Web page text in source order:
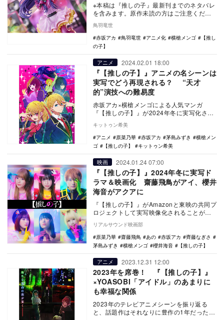
※本稿は『推しの子』最新刊までのネタバレ
を含みます。原作未読の方はご注意くださ
い。 原作漫画の「映画編」がついに佳境
を迎えて…
鳥羽竜世
赤坂アカ
鳥羽竜世 アニメ化 横槍メンゴ
【推し
の子】
アニメ 2024.02.01 18:00
『【推しの子】』アニメの名シーンは
実写でどう再現される？ “天才
的”演技への難易度
赤坂アカ×横槍メンゴによる人気マンガ
『【推しの子】』が2024年冬に実写化され
ることが発表され、大きな注目を集めてい
る。ファンの…
キットゥン希美
アニメ
原菜乃華 赤坂アカ 茅島みずき
横槍メン
ゴ
【推しの子】 キットゥン希美
映画 2024.01.24 07:00
『【推しの子】』2024年冬に実写ド
ラマ＆映画化 齋藤飛鳥がアイ、櫻井
海音がアクアに
『【推しの子】』がAmazonと東映の共同プ
ロジェクトして実写映像化されることが決
定。2024年冬にPrime Videoでドラ…
リアルサウンド映画部
原菜乃華
齋藤飛鳥 あの 赤坂アカ
齊藤なぎさ
茅島みずき
横槍メンゴ 櫻井海音 【推しの子】
アニメ 2023.12.31 12:00
2023年を席巻！ 『【推しの子】』
×YOASOBI「アイドル」のあまりに
も幸福な関係
2023年のテレビアニメシーンを振り返る
と、話題作はそれなりに豊作の1年だった